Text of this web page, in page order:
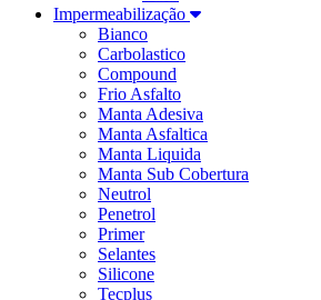
Impermeabilização
Bianco
Carbolastico
Compound
Frio Asfalto
Manta Adesiva
Manta Asfaltica
Manta Liquida
Manta Sub Cobertura
Neutrol
Penetrol
Primer
Selantes
Silicone
Tecplus